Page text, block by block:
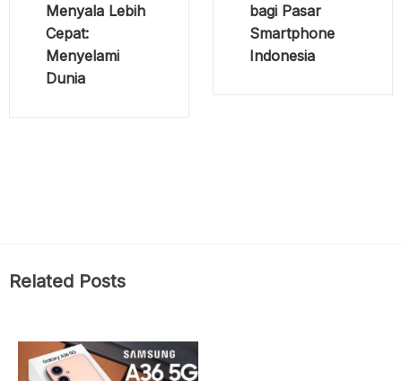
Menyala Lebih
Cepat:
Menyelami
Dunia
bagi Pasar
Smartphone
Indonesia
Related Posts